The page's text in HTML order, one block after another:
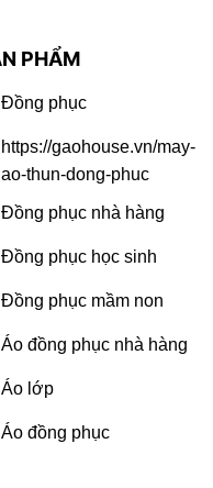
PHẨM
Đồng phục
https://gaohouse.vn/may-
ao-thun-dong-phuc
Đồng phục nhà hàng
Đồng phục học sinh
Đồng phục mầm non
Áo đồng phục nhà hàng
Áo lớp
Áo đồng phục